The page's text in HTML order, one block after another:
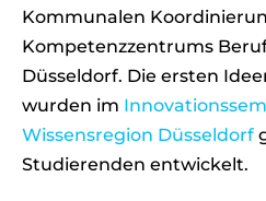
Kommunalen
Kompetenzzentrums
Düsseldorf. Die ersten
wurden im
Wissensregion Düsseldorf
Studierenden entwickelt.